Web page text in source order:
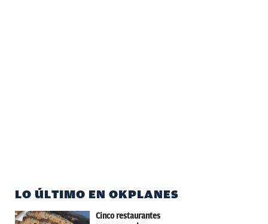
LO ÚLTIMO EN OKPLANES
Cinco restaurantes